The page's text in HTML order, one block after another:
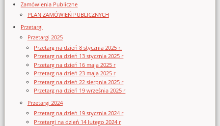
Zamówienia Publiczne
PLAN ZAMÓWIEŃ PUBLICZNYCH
Przetargi
Przetargi 2025
Przetarg na dzień 8 stycznia 2025 r.
Przetarg na dzień 13 stycznia 2025 r
Przetarg na dzień 16 maja 2025 r
Przetarg na dzień 23 maja 2025 r
Przetarg na dzień 22 sierpnia 2025 r
Przetarg na dzień 19 września 2025 r
Przetargi 2024
Przetarg na dzień 19 stycznia 2024 r
Przetargi na dzień 14 lutego 2024 r